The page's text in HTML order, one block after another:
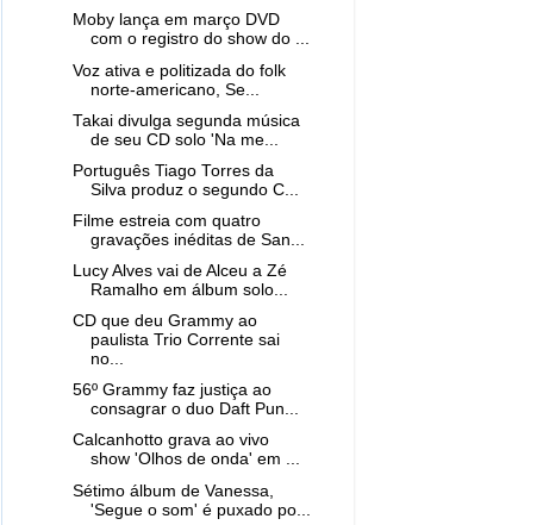
Moby lança em março DVD
com o registro do show do ...
Voz ativa e politizada do folk
norte-americano, Se...
Takai divulga segunda música
de seu CD solo 'Na me...
Português Tiago Torres da
Silva produz o segundo C...
Filme estreia com quatro
gravações inéditas de San...
Lucy Alves vai de Alceu a Zé
Ramalho em álbum solo...
CD que deu Grammy ao
paulista Trio Corrente sai
no...
56º Grammy faz justiça ao
consagrar o duo Daft Pun...
Calcanhotto grava ao vivo
show 'Olhos de onda' em ...
Sétimo álbum de Vanessa,
'Segue o som' é puxado po...